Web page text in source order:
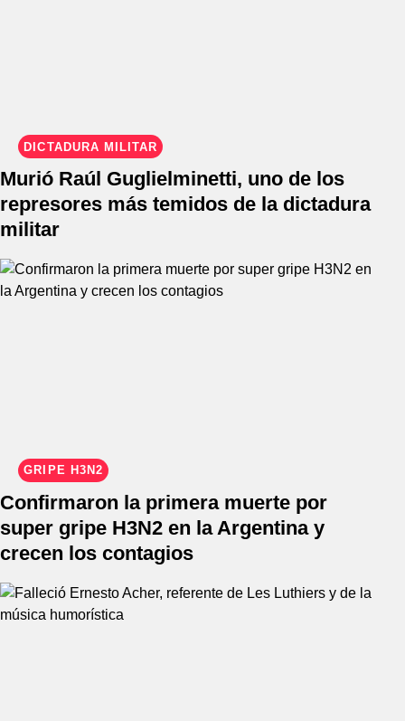
DICTADURA MILITAR
Murió Raúl Guglielminetti, uno de los
represores más temidos de la dictadura
militar
GRIPE H3N2
Confirmaron la primera muerte por
super gripe H3N2 en la Argentina y
crecen los contagios